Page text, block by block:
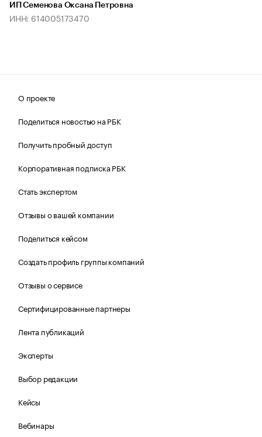
ИП Семенова Оксана Петровна
ИНН: 614005173470
О проекте
Поделиться новостью на РБК
Получить пробный доступ
Корпоративная подписка РБК
Стать экспертом
Отзывы о вашей компании
Поделиться кейсом
Создать профиль группы компаний
Отзывы о сервисе
Сертифицированные партнеры
Лента публикаций
Эксперты
Выбор редакции
Кейсы
Вебинары